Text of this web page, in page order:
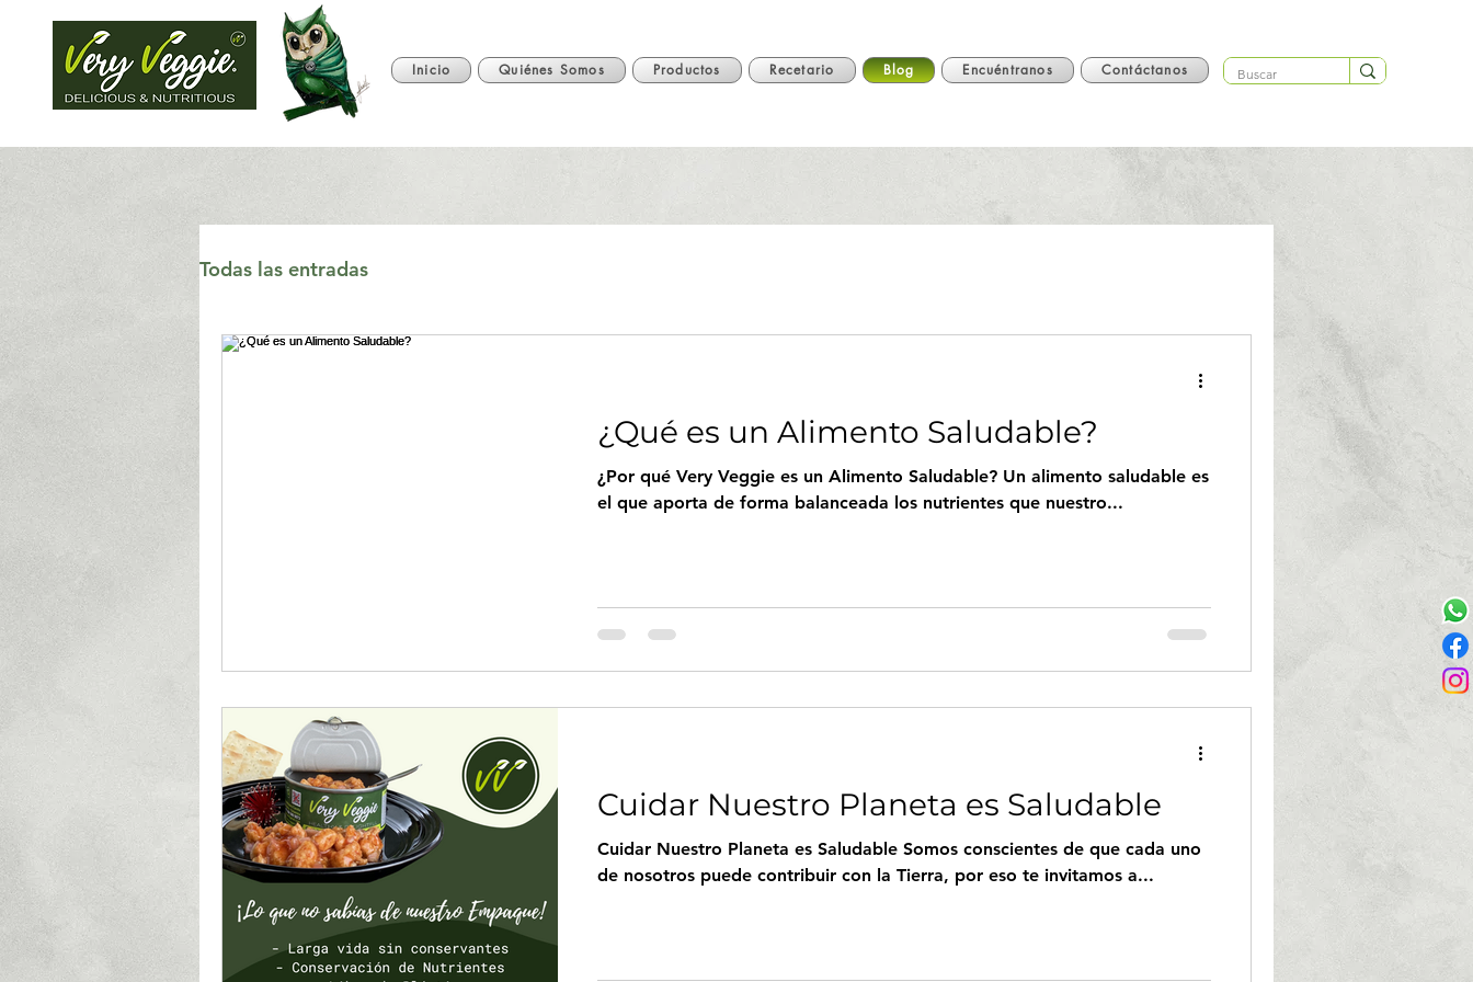
Inicio Quiénes Somos Productos Recetario Blog Encuéntranos Contáctanos
Todas las entradas
¿Qué es un Alimento Saludable?
¿Por qué Very Veggie es un Alimento Saludable? Un alimento saludable es
el que aporta de forma balanceada los nutrientes que nuestro...
Cuidar Nuestro Planeta es Saludable
Cuidar Nuestro Planeta es Saludable Somos conscientes de que cada uno
de nosotros puede contribuir con la Tierra, por eso te invitamos a...